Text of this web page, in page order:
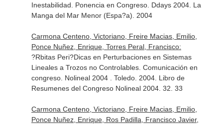
Inestabilidad. Ponencia en Congreso. Ddays 2004. La
Manga del Mar Menor (Espa?a). 2004
Carmona Centeno, Victoriano, Freire Macias, Emilio,
Ponce Nuñez, Enrique, Torres Peral, Francisco:
?Rbitas Peri?Dicas en Perturbaciones en Sistemas
Lineales a Trozos no Controlables. Comunicación en
congreso. Nolineal 2004 . Toledo. 2004. Libro de
Resumenes del Congreso Nolineal 2004. 32. 33
Carmona Centeno, Victoriano, Freire Macias, Emilio,
Ponce Nuñez, Enrique, Ros Padilla, Francisco Javier,